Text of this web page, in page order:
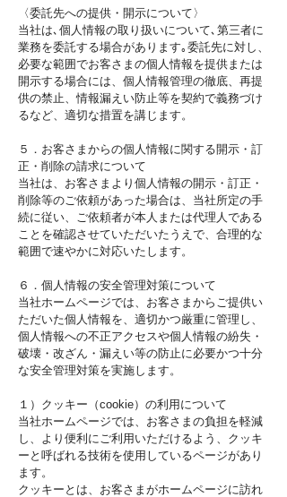
〈委託先への提供・開示について〉
当社は､個人情報の取り扱いについて､第三者に
業務を委託する場合があります｡委託先に対し、
必要な範囲でお客さまの個人情報を提供または
開示する場合には、個人情報管理の徹底、再提
供の禁止、情報漏えい防止等を契約で義務づけ
るなど、適切な措置を講じます。
５．お客さまからの個人情報に関する開示・訂
正・削除の請求について
当社は、お客さまより個人情報の開示・訂正・
削除等のご依頼があった場合は、当社所定の手
続に従い、ご依頼者が本人または代理人である
ことを確認させていただいたうえで、合理的な
範囲で速やかに対応いたします。
６．個人情報の安全管理対策について
当社ホームページでは、お客さまからご提供い
ただいた個人情報を、適切かつ厳重に管理し、
個人情報への不正アクセスや個人情報の紛失・
破壊・改ざん・漏えい等の防止に必要かつ十分
な安全管理対策を実施します。
１）クッキー（cookie）の利用について
当社ホームページでは、お客さまの負担を軽減
し、より便利にご利用いただけるよう、クッキ
ーと呼ばれる技術を使用しているページがあり
ます。
クッキーとは、お客さまがホームページに訪れ